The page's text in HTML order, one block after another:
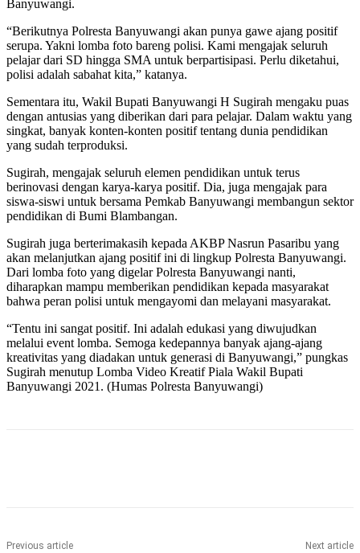
Banyuwangi.
“Berikutnya Polresta Banyuwangi akan punya gawe ajang positif
serupa. Yakni lomba foto bareng polisi. Kami mengajak seluruh
pelajar dari SD hingga SMA untuk berpartisipasi. Perlu diketahui,
polisi adalah sabahat kita,” katanya.
Sementara itu, Wakil Bupati Banyuwangi H Sugirah mengaku puas
dengan antusias yang diberikan dari para pelajar. Dalam waktu yang
singkat, banyak konten-konten positif tentang dunia pendidikan
yang sudah terproduksi.
Sugirah, mengajak seluruh elemen pendidikan untuk terus
berinovasi dengan karya-karya positif. Dia, juga mengajak para
siswa-siswi untuk bersama Pemkab Banyuwangi membangun sektor
pendidikan di Bumi Blambangan.
Sugirah juga berterimakasih kepada AKBP Nasrun Pasaribu yang
akan melanjutkan ajang positif ini di lingkup Polresta Banyuwangi.
Dari lomba foto yang digelar Polresta Banyuwangi nanti,
diharapkan mampu memberikan pendidikan kepada masyarakat
bahwa peran polisi untuk mengayomi dan melayani masyarakat.
“Tentu ini sangat positif. Ini adalah edukasi yang diwujudkan
melalui event lomba. Semoga kedepannya banyak ajang-ajang
kreativitas yang diadakan untuk generasi di Banyuwangi,” pungkas
Sugirah menutup Lomba Video Kreatif Piala Wakil Bupati
Banyuwangi 2021. (Humas Polresta Banyuwangi)
Previous article Next article